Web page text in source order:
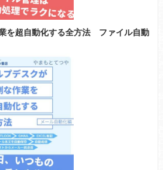
を超自動化する全方法 ファイル自動